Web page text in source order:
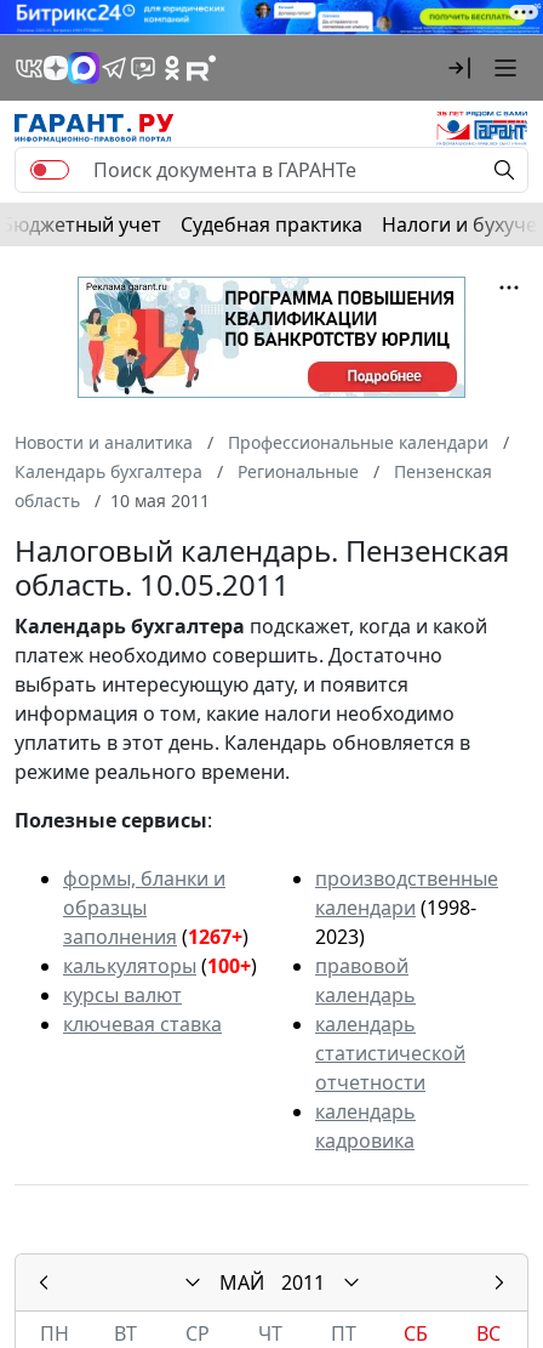
Бюджетный учет Судебная практика Налоги и
Новости и аналитика
Профессиональные календари
Календарь бухгалтера
Региональные
Пензенская
область
10 мая 2011
Налоговый календарь. Пензенская
область. 10.05.2011
Календарьбухгалтера подскажет, когда и какой
платеж необходимо совершить. Достаточно
выбрать интересующую дату, и появится
информация о том, какие налоги необходимо
уплатить в этот день. Календарь обновляется в
режиме реального времени.
Полезные сервисы:
формы, бланки и
образцы
заполнения (1267+)
калькуляторы (100+)
курсы валют
ключевая ставка
производственные
календари (1998-
2023)
правовой
календарь
календарь
статистической
отчетности
календарь
кадровика
МАЙ
2011
ПН
ВТ СР ЧТ ПТ СБ
ВС